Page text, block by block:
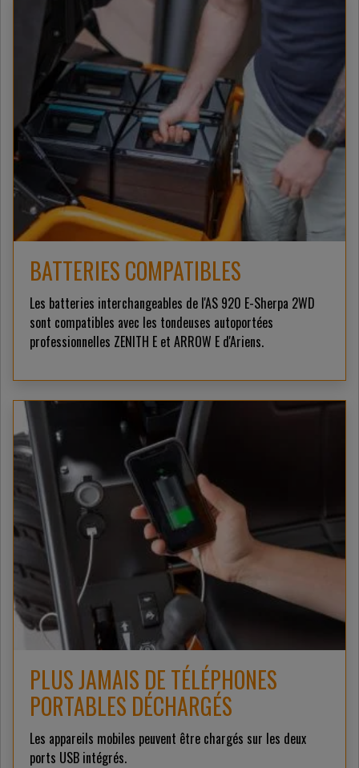
BATTERIES COMPATIBLES
Les batteries interchangeables de l'AS 920 E-Sherpa 2WD
sont compatibles avec les tondeuses autoportées
professionnelles ZENITH E et ARROW E d'Ariens.
PLUS JAMAIS DE TÉLÉPHONES
PORTABLES DÉCHARGÉS
Les appareils mobiles peuvent être chargés sur les deux
ports USB intégrés.